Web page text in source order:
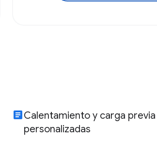
articleCalentamiento y carga
personalizadas